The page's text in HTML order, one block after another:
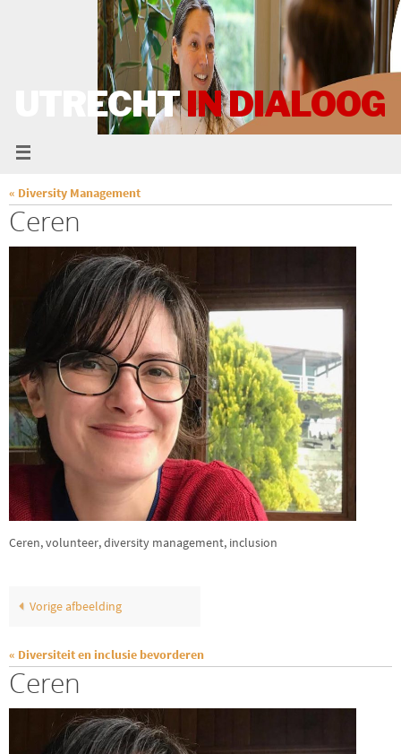
UTRECHTIN DIALOOG
« Diversity Management
Ceren
Ceren, volunteer, diversity management, inclusion
Vorige afbeelding
« Diversiteit en inclusie bevorderen
Ceren